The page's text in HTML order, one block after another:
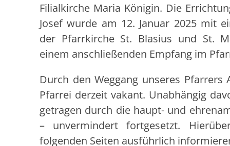
Filialkirche Maria Königin. Die
Josef wurde am 12. Januar 2025 mit
der Pfarrkirche St. Blasius und St.
einem anschließenden Empfang im
Durch den Weggang unseres Pfarrers
Pfarrei derzeit vakant. Unabhängig
getragen durch die haupt- und
– unvermindert fortgesetzt.
folgenden Seiten ausführlich